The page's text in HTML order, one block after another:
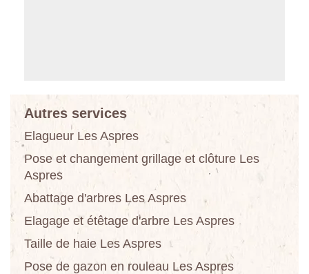
Autres services
Elagueur Les Aspres
Pose et changement grillage et clôture Les
Aspres
Abattage d'arbres Les Aspres
Elagage et étêtage d'arbre Les Aspres
Taille de haie Les Aspres
Pose de gazon en rouleau Les Aspres